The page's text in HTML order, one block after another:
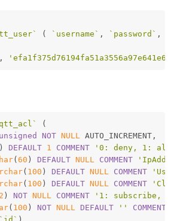
( `username` , `password` ,
,
(
unsigned NOT NULL AUTO_INCREMENT,
) DEFAULT 1 COMMENT
'0: deny, 1:
( 60 ) DEFAULT NULL COMMENT
( 100 ) DEFAULT NULL COMMENT
( 100 ) DEFAULT NULL COMMENT
2 ) NOT NULL COMMENT
'1: subscribe,
( 100 ) NOT NULL DEFAULT '' COMMENT